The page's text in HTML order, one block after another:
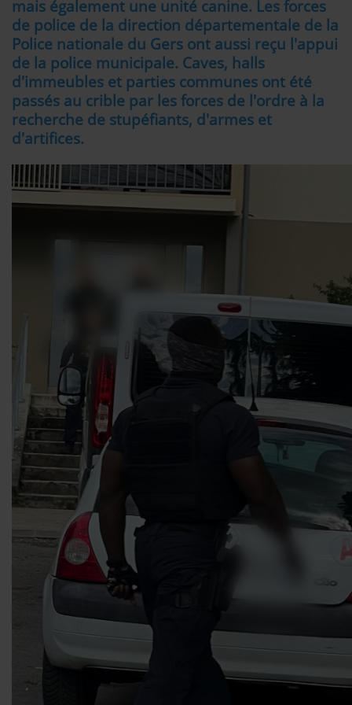
Se connecter
mais également une unité canine. Les forces
de police de la direction départementale de la
Police nationale du Gers ont aussi reçu l'appui
de la police municipale. Caves, halls
d'immeubles et parties communes ont été
passés au crible par les forces de l'ordre à la
recherche de stupéfiants, d'armes et
d'artifices.